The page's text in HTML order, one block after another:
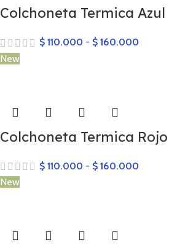
Colchoneta Termica Azul
$ 110.000 - $ 160.000
New
Colchoneta Termica Rojo
$ 110.000 - $ 160.000
New